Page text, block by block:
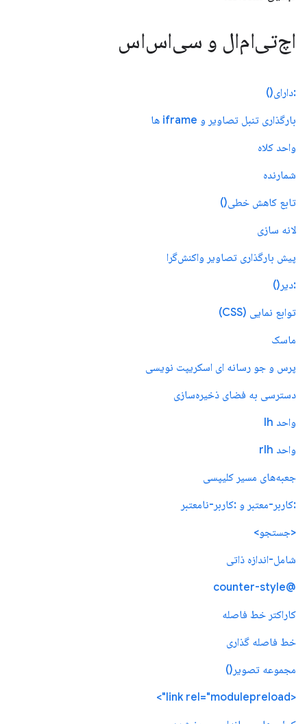
اچ‌تی‌ام‌ال و سی‌اس‌اس
:دارای()
بارگذاری تنبل تصاویر و iframe ها
واحد کلاه
شمارنده
تابع کاهش خطی()
لانه سازی
پیش بارگذاری تصاویر واکنش‌گرا
:دیر()
توابع نمایی (CSS)
ماسک
پرس و جو رسانه ای اسکریپت نویسی
دسترسی به فضای ذخیره‌سازی
واحد lh
واحد rlh
جعبه‌های مسیر کلیپسی
:کاربر-معتبر و :کاربر-نامعتبر
<جستجو>
شامل-اندازه ذاتی
@counter-style
کاراکتر خط فاصله
خط فاصله گذاری
مجموعه تصویر()
<link rel="modulepreload">